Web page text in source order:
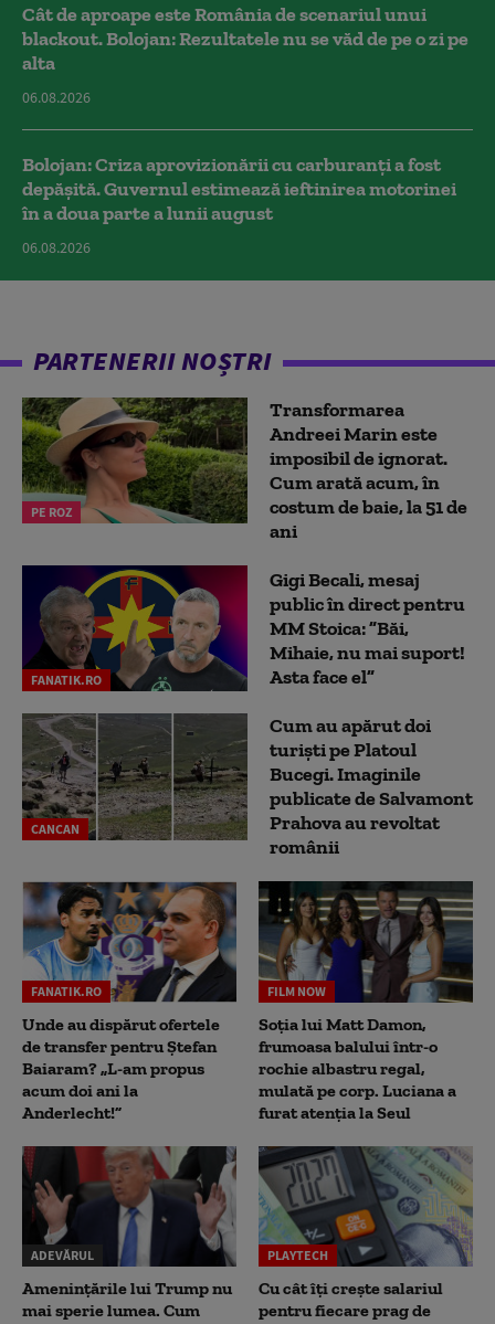
Cât de aproape este România de scenariul unui
blackout. Bolojan: Rezultatele nu se văd de pe o zi pe
alta
06.08.2026
Bolojan: Criza aprovizionării cu carburanți a fost
depășită. Guvernul estimează ieftinirea motorinei
în a doua parte a lunii august
06.08.2026
PARTENERII NOȘTRI
PE ROZ
Transformarea
Andreei Marin este
imposibil de ignorat.
Cum arată acum, în
costum de baie, la 51 de
ani
FANATIK.RO
Gigi Becali, mesaj
public în direct pentru
MM Stoica: ”Băi,
Mihaie, nu mai suport!
Asta face el”
CANCAN
Cum au apărut doi
turiști pe Platoul
Bucegi. Imaginile
publicate de Salvamont
Prahova au revoltat
românii
FANATIK.RO
Unde au dispărut ofertele
de transfer pentru Ștefan
Baiaram? „L-am propus
acum doi ani la
Anderlecht!”
FILM NOW
Soția lui Matt Damon,
frumoasa balului într-o
rochie albastru regal,
mulată pe corp. Luciana a
furat atenția la Seul
ADEVĂRUL
Amenințările lui Trump nu
mai sperie lumea. Cum
PLAYTECH
Cu cât îți crește salariul
pentru fiecare prag de